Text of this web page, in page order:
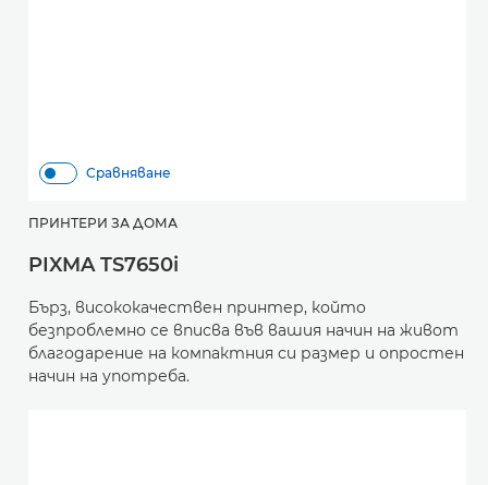
Сравняване
ПРИНТЕРИ ЗА ДОМА
PIXMA TS7650i
Бърз, висококачествен принтер, който
безпроблемно се вписва във вашия начин на живот
благодарение на компактния си размер и опростен
начин на употреба.